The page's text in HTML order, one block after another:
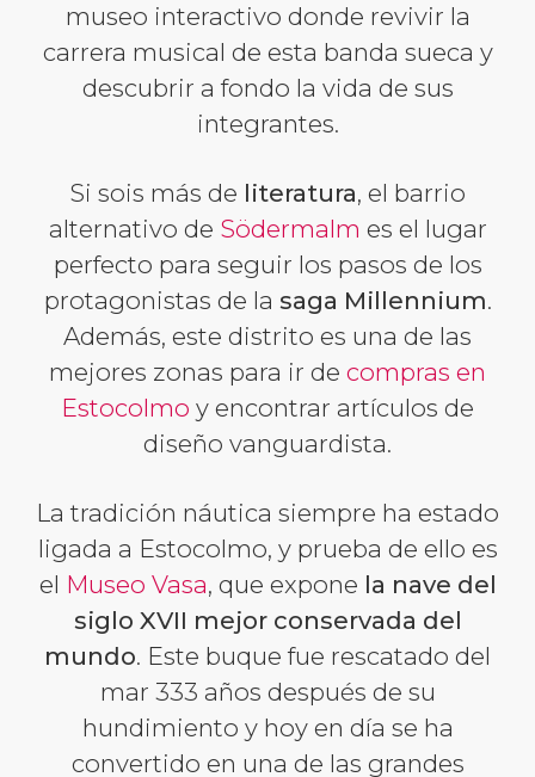
museo interactivo donde revivir la
carrera musical de esta banda sueca y
descubrir a fondo la vida de sus
integrantes.
Si sois más de literatura, el barrio
alternativo de Södermalm es el lugar
perfecto para seguir los pasos de los
protagonistas de la saga Millennium.
Además, este distrito es una de las
mejores zonas para ir de compras en
Estocolmo y encontrar artículos de
diseño vanguardista.
La tradición náutica siempre ha estado
ligada a Estocolmo, y prueba de ello es
el Museo Vasa, que expone la nave del
siglo XVII mejor conservada del
mundo. Este buque fue rescatado del
mar 333 años después de su
hundimiento y hoy en día se ha
convertido en una de las grandes